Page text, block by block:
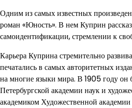
Одним из самых известных
роман «Юность». В нем Куприн
самоидентификации, стремлении к
Карьера Куприна стремительно
печатались в самых авторитетных
на многие языки мира. В 1905 году он
Петербургской академии наук и
академиком Художественной